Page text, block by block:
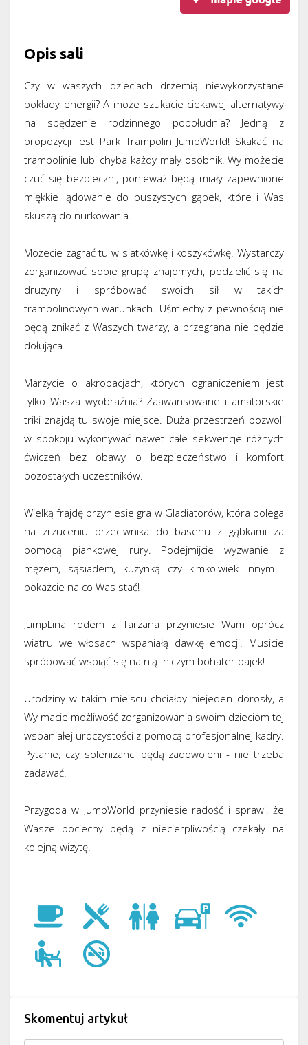
Opis sali
Czy w waszych dzieciach drzemią niewykorzystane
pokłady energii? A może szukacie ciekawej alternatywy
na spędzenie rodzinnego popołudnia? Jedną z
propozycji jest Park Trampolin JumpWorld! Skakać na
trampolinie lubi chyba każdy mały osobnik. Wy możecie
czuć się bezpieczni, ponieważ będą miały zapewnione
miękkie lądowanie do puszystych gąbek, które i Was
skuszą do nurkowania.
Możecie zagrać tu w siatkówkę i koszykówkę. Wystarczy
zorganizować sobie grupę znajomych, podzielić się na
drużyny i spróbować swoich sił w takich
trampolinowych warunkach. Uśmiechy z pewnością nie
będą znikać z Waszych twarzy, a przegrana nie będzie
dołująca.
Marzycie o akrobacjach, których ograniczeniem jest
tylko Wasza wyobraźnia? Zaawansowane i amatorskie
triki znajdą tu swoje miejsce. Duża przestrzeń pozwoli
w spokoju wykonywać nawet całe sekwencje różnych
ćwiczeń bez obawy o bezpieczeństwo i komfort
pozostałych uczestników.
Wielką frajdę przyniesie gra w Gladiatorów, która polega
na zrzuceniu przeciwnika do basenu z gąbkami za
pomocą piankowej rury. Podejmijcie wyzwanie z
mężem, sąsiadem, kuzynką czy kimkolwiek innym i
pokażcie na co Was stać!
JumpLina rodem z Tarzana przyniesie Wam oprócz
wiatru we włosach wspaniałą dawkę emocji. Musicie
spróbować wspiąć się na nią niczym bohater bajek!
Urodziny w takim miejscu chciałby niejeden dorosły, a
Wy macie możliwość zorganizowania swoim dzieciom tej
wspaniałej uroczystości z pomocą profesjonalnej kadry.
Pytanie, czy solenizanci będą zadowoleni - nie trzeba
zadawać!
Przygoda w JumpWorld przyniesie radość i sprawi, że
Wasze pociechy będą z niecierpliwością czekały na
kolejną wizytę!
Skomentuj artykuł